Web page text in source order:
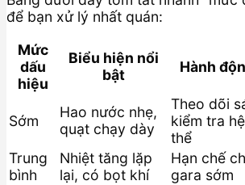
để bạn xử lý nhất quán:
Mức
dấu
hiệu
Biểu hiện nổi
bật
Hành
Sớm
Hao nước nhẹ,
quạt chạy dày
Theo dõi
kiểm tra
thể
Trung
bình
Nhiệt tăng lặp
lại, có bọt khí
Hạn chế
gara sớm